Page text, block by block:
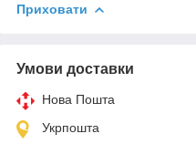
Приховати
Умови доставки
Нова Пошта
Укрпошта